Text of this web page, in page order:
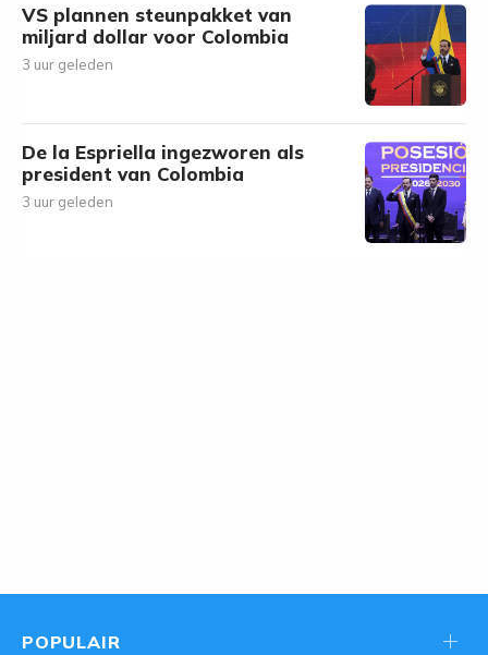
VS plannen steunpakket van
miljard dollar voor Colombia
3 uur geleden
De la Espriella ingezworen als
president van Colombia
3 uur geleden
POPULAIR